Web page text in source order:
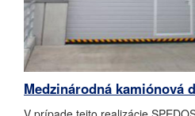
Medzinárodná kamiónová